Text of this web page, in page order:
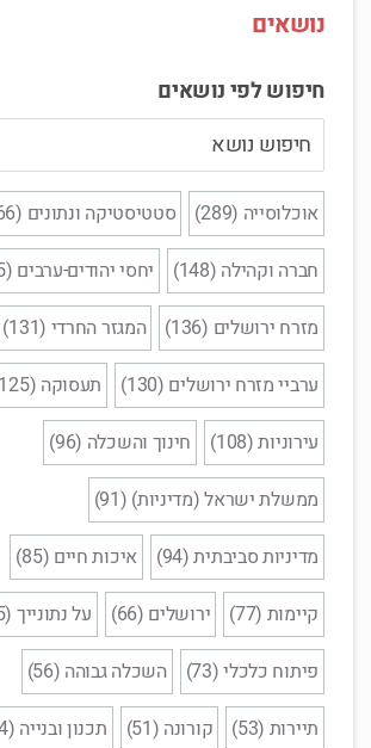
נושאים
חיפוש לפי נושאים
אוכלוסייה (289)
סטטיסטיקה ונתונים (166)
חברה וקהילה (148)
יחסי יהודים-ערבים (145)
מזרח ירושלים (136)
המגזר החרדי (131)
ערביי מזרח ירושלים (130)
תעסוקה (125)
עירוניות (108)
חינוך והשכלה (96)
ממשלת ישראל (מדיניות) (91)
מדיניות סביבתית (94)
איכות חיים (85)
קיימות (77)
ירושלים (66)
על נתונייך (65)
פיתוח כלכלי (73)
השכלה גבוהה (56)
תיירות (53)
קורונה (51)
תכנון ובנייה (54)